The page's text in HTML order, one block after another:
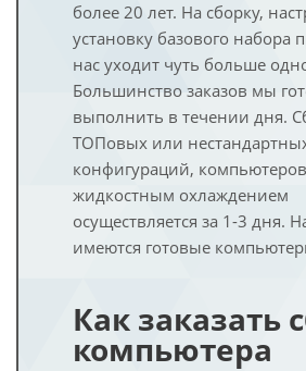
более 20 лет. На сборку,
установку базового набора
нас уходит чуть больше
Большинство заказов мы
выполнить в течении дня.
ТОПовых или
конфигураций,
жидкостным охлаждением
осуществляется за 1-3 дня.
имеются готовые
Как заказать
компьютера